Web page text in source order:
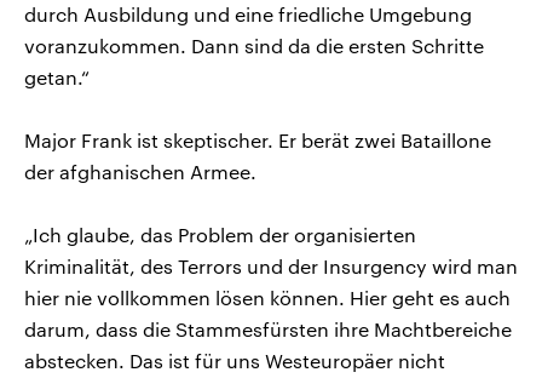
durch Ausbildung und eine friedliche Umgebung
voranzukommen. Dann sind da die ersten Schritte
getan.“
Major Frank ist skeptischer. Er berät zwei Bataillone
der afghanischen Armee.
„Ich glaube, das Problem der organisierten
Kriminalität, des Terrors und der Insurgency wird man
hier nie vollkommen lösen können. Hier geht es auch
darum, dass die Stammesfürsten ihre Machtbereiche
abstecken. Das ist für uns Westeuropäer nicht